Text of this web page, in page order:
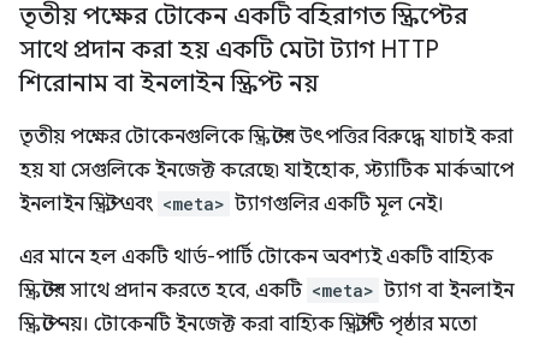
তৃতীয় পক্ষের টোকেন একটি বহিরাগত স্ক্রিপ্টের
সাথে প্রদান করা হয় একটি মেটা ট্যাগHTTP
শিরোনাম বা ইনলাইন স্ক্রিপ্ট নয়
তৃতীয় পক্ষের টোকেনগুলিকে স্ক্রিপ্টের উৎপত্তির বিরুদ্ধে যাচাই করা
হয় যা সেগুলিকে ইনজেক্ট করেছে৷ যাইহোক, স্ট্যাটিক মার্কআপে
ইনলাইন স্ক্রিপ্ট এবং <meta> ট্যাগগুলির একটি মূল নেই।
এর মানে হল একটি থার্ড-পার্টি টোকেন অবশ্যই একটি বাহ্যিক
স্ক্রিপ্টের সাথে প্রদান করতে হবে, একটি <meta> ট্যাগ বা ইনলাইন
স্ক্রিপ্টে নয়। টোকেনটি ইনজেক্ট করা বাহ্যিক স্ক্রিপ্টটি পৃষ্ঠার মতো